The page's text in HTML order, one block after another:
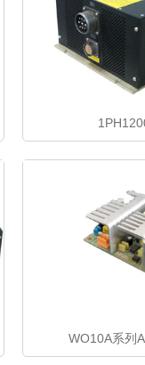
WO10A系列